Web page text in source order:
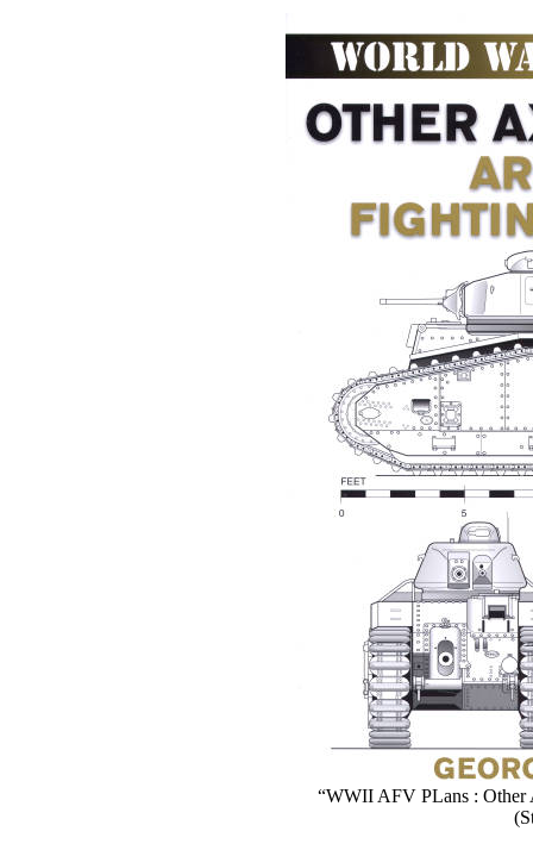
“WWII AFV PLans : Other